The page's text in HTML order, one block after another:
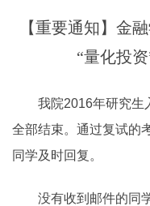
【重要通知】金
“量化投
我院2016年研究生
全部结束。通过复试的
同学及时回复。
没有收到邮件的同